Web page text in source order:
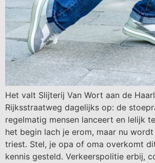
Het valt Slijterij Van Wort aan de
Rijksstraatweg dagelijks op: de
regelmatig mensen lanceert en lelijk
het begin lach je erom, maar nu
triest. Stel, je opa of oma overkomt
kennis gesteld. Verkeerspolitie erbij,